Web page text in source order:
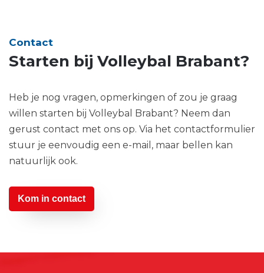
Contact
Starten bij Volleybal Brabant?
Heb je nog vragen, opmerkingen of zou je graag
willen starten bij Volleybal Brabant? Neem dan
gerust contact met ons op. Via het contactformulier
stuur je eenvoudig een e-mail, maar bellen kan
natuurlijk ook.
Kom in contact